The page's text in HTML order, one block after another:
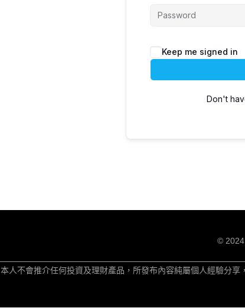
Keep me signed in
Don't
© 2024
本人不會推介任何投資及理財產品，所發布內容純屬個人經驗分